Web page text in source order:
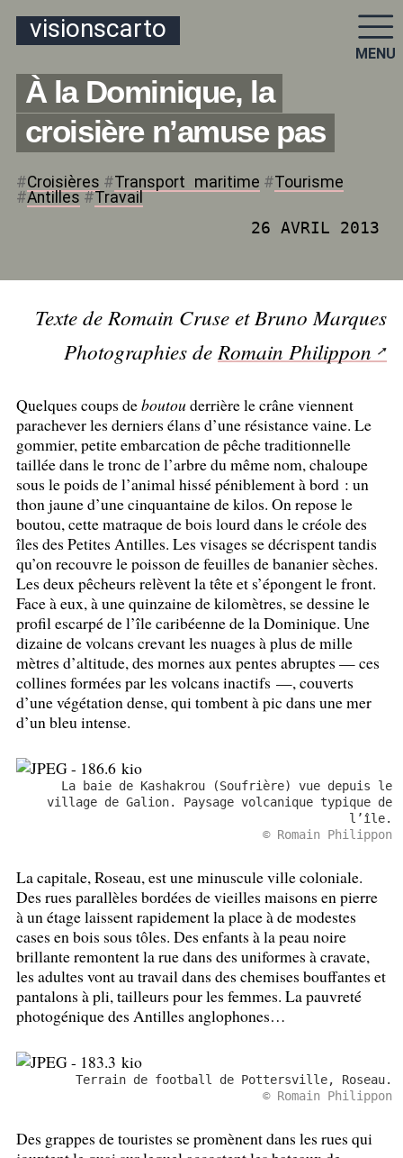
visionscarto
MENU
À la Dominique, la
croisière n’amuse pas
#Croisières #Transport maritime #Tourisme
#Antilles #Travail
26 AVRIL 2013
Texte de Romain Cruse et Bruno Marques
Photographies de Romain Philippon
Quelques coups deboutou derrière le crâne viennent
parachever les derniers élans d’une résistance vaine. Le
gommier, petite embarcation de pêche traditionnelle
taillée dans le tronc de l’arbre du même nom, chaloupe
sous le poids de l’animal hissé péniblement à bord : un
thon jaune d’une cinquantaine de kilos. On repose le
boutou, cette matraque de bois lourd dans le créole des
îles des Petites Antilles. Les visages se décrispent tandis
qu’on recouvre le poisson de feuilles de bananier sèches.
Les deux pêcheurs relèvent la tête et s’épongent le front.
Face à eux, à une quinzaine de kilomètres, se dessine le
profil escarpé de l’île caribéenne de la Dominique. Une
dizaine de volcans crevant les nuages à plus de mille
mètres d’altitude, des mornes aux pentes abruptes — ces
collines formées par les volcans inactifs —, couverts
d’une végétation dense, qui tombent à pic dans une mer
d’un bleu intense.
La baie de Kashakrou (Soufrière) vue depuis le
village de Galion. Paysage volcanique typique de
l’île.
© Romain Philippon
La capitale, Roseau, est une minuscule ville coloniale.
Des rues parallèles bordées de vieilles maisons en pierre
à un étage laissent rapidement la place à de modestes
cases en bois sous tôles. Des enfants à la peau noire
brillante remontent la rue dans des uniformes à cravate,
les adultes vont au travail dans des chemises bouffantes et
pantalons à pli, tailleurs pour les femmes. La pauvreté
photogénique des Antilles anglophones…
Terrain de football de Pottersville, Roseau.
© Romain Philippon
Des grappes de touristes se promènent dans les rues qui